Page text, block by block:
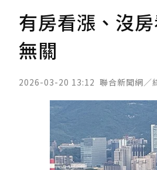
有房看漲、沒
無關
2026-03-20 13:12 聯合新聞網／